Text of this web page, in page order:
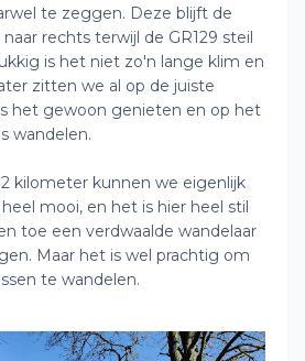
te zeggen. Deze blijft de
rechts terwijl de GR129 steil
is het niet zo'n lange klim en
zitten we al op de juiste
het gewoon genieten en op het
wandelen.
kilometer kunnen we eigenlijk
mooi, en het is hier heel stil
toe een verdwaalde wandelaar
Maar het is wel prachtig om
te wandelen.